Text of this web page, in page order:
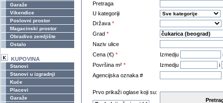
Garaže
Vikendice
Poslovni prostor
Magacinski prostor
Obradivo zemljište
Ostalo
KUPOVINA
Stanovi
Stanovi u izgradnji
Kuće
Placevi
Garaže
Pretraga
U kategoriji
Država *
Grad *
Naziv ulice
Cena (€) * Izmedju
Površina m² * Izmedju
i
Agencijska oznaka #
Prvo prikaži oglase koji su: